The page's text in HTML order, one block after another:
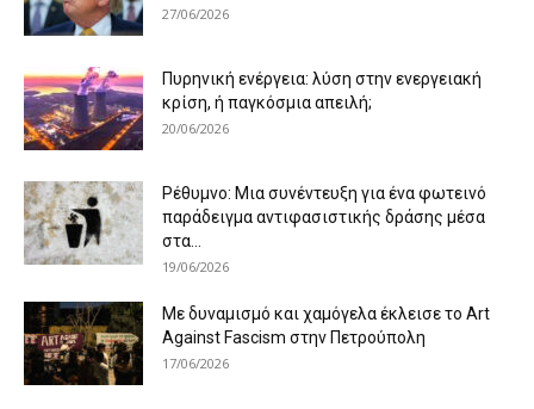
27/06/2026
Πυρηνική ενέργεια: λύση στην ενεργειακή
κρίση, ή παγκόσμια απειλή;
20/06/2026
Ρέθυμνο: Μια συνέντευξη για ένα φωτεινό
παράδειγμα αντιφασιστικής δράσης μέσα
στα...
19/06/2026
Με δυναμισμό και χαμόγελα έκλεισε το Art
Against Fascism στην Πετρούπολη
17/06/2026